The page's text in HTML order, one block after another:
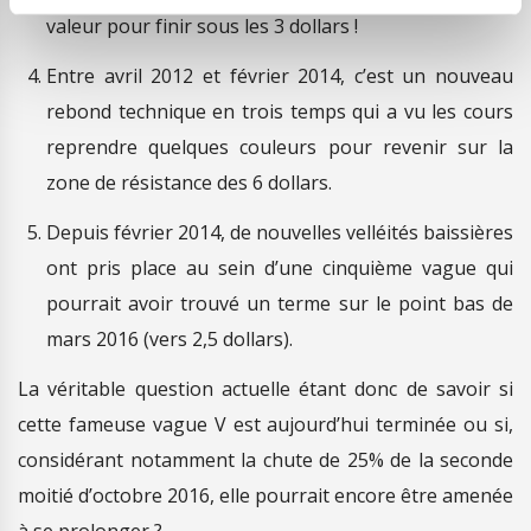
valeur pour finir sous les 3 dollars !
Entre avril 2012 et février 2014, c’est un nouveau
rebond technique en trois temps qui a vu les cours
reprendre quelques couleurs pour revenir sur la
zone de résistance des 6 dollars.
Depuis février 2014, de nouvelles velléités baissières
ont pris place au sein d’une cinquième vague qui
pourrait avoir trouvé un terme sur le point bas de
mars 2016 (vers 2,5 dollars).
La véritable question actuelle étant donc de savoir si
cette fameuse vague V est aujourd’hui terminée ou si,
considérant notamment la chute de 25% de la seconde
moitié d’octobre 2016, elle pourrait encore être amenée